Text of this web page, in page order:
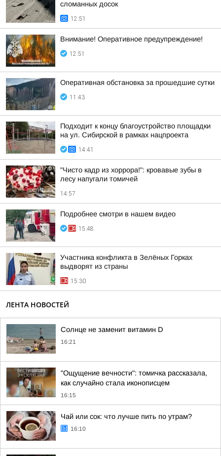
сломанных досок
12:51
Внимание! Оперативное предупреждение!
12:51
Оперативная обстановка за прошедшие сутки
11:43
Подходит к концу благоустройство площадки
на ул. Сибирской в рамках нацпроекта
14:41
"Чисто кадр из хоррора!": кровавые зубы в
лесу напугали томичей
14:57
Подробнее смотри в нашем видео
15:48
Участника конфликта в Зелёных Горках
выдворят из страны
15:30
ЛЕНТА НОВОСТЕЙ
Солнце не заменит витамин D
16:21
"Ощущение вечности": томичка рассказала,
как случайно стала иконописцем
16:15
Чай или сок: что лучше пить по утрам?
16:10